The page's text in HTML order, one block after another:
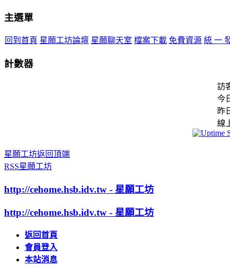
主選單
回到首頁 星願工坊論壇 星願聊天室 檔案下載 免費資源 統 一
計數器
訪
今
昨
線
星願工坊返回頂端
RSS星願工坊
http://cehome.hsb.idv.tw - 星願工坊
http://cehome.hsb.idv.tw - 星願工坊
返回首頁
會員登入
本站消息